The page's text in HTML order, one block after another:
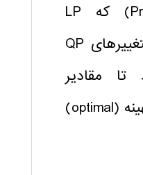
Programming (MIP)) که LP
تغییر می کند تا متغییرهای QP
مقادیر
صحیح در راه حل بهینه (optimal)